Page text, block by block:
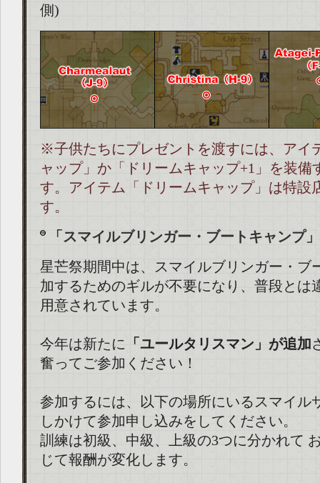
側)
※子供たちにプレゼントを渡すには、アイ
ャップ」か「ドリームキャップ+1」を装備
す。アイテム「ドリームキャップ」は特設
す。
「スマイルブリンガー・ブートキャンプ
星芒祭期間中は、スマイルブリンガー・ブ
加するためのギルが不要になり、普段とは
用意されています。
今年は新たに 「ユールタリスマン」が追加
奮ってご参加ください！
参加するには、以下の場所にいるスマイル
しかけて参加申し込みをしてください。
訓練は初級、中級、上級の3つに分かれて
じて報酬が変化します。